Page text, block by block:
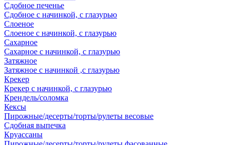
Сдобное печенье
Сдобное с начинкой, с глазурью
Слоеное
Слоеное с начинкой, с глазурью
Сахарное
Сахарное с начинкой, с глазурью
Затяжное
Затяжное с начинкой ,с глазурью
Крекер
Крекер с начинкой, с глазурью
Крендель/соломка
Кексы
Пирожные/десерты/торты/рулеты весовые
Сдобная выпечка
Круассаны